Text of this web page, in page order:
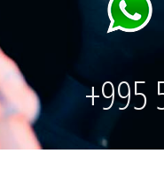
+995